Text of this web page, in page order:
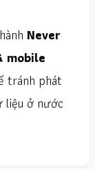
Never
mobile
tránh phát
liệu ở nước